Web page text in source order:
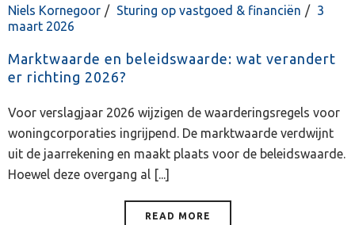
Niels Kornegoor Sturing op vastgoed & financiën
3
maart 2026
Marktwaarde en beleidswaarde: wat verandert
er richting 2026?
Voor verslagjaar 2026 wijzigen de waarderingsregels voor
woningcorporaties ingrijpend. De marktwaarde verdwijnt
uit de jaarrekening en maakt plaats voor de beleidswaarde.
Hoewel deze overgang al [...]
READ MORE